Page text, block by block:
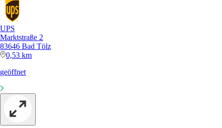
UPS
Marktstraße 2
83646 Bad Tölz
0,53 km
geöffnet